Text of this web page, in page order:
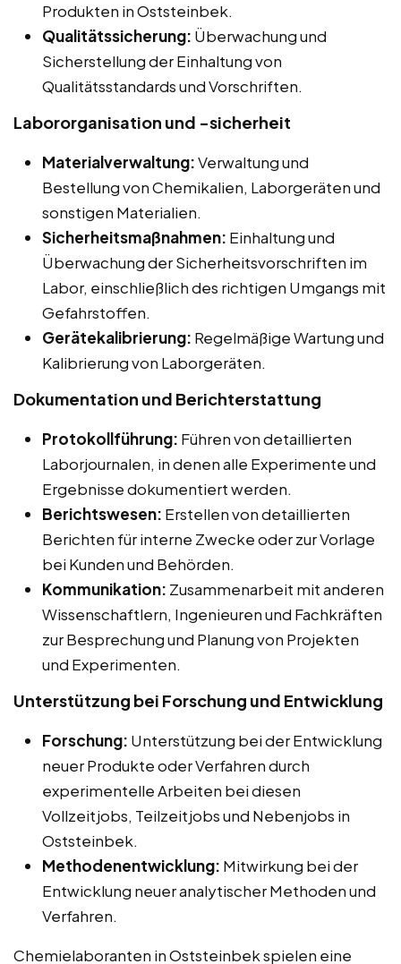
Produkten in Oststeinbek.
Qualitätssicherung: Überwachung und
Sicherstellung der Einhaltung von
Qualitätsstandards und Vorschriften.
Labororganisation und -sicherheit
Materialverwaltung:Verwaltung und
Bestellung von Chemikalien, Laborgeräten und
sonstigen Materialien.
Sicherheitsmaßnahmen: Einhaltung und
Überwachung der Sicherheitsvorschriften im
Labor, einschließlich des richtigen Umgangs mit
Gefahrstoffen.
Gerätekalibrierung: Regelmäßige Wartung und
Kalibrierung von Laborgeräten.
Dokumentation und Berichterstattung
Protokollführung: Führen von detaillierten
Laborjournalen, in denen alle Experimente und
Ergebnisse dokumentiert werden.
Berichtswesen: Erstellen von detaillierten
Berichten für interne Zwecke oder zur Vorlage
bei Kunden und Behörden.
Kommunikation: Zusammenarbeit mit anderen
Wissenschaftlern, Ingenieuren und Fachkräften
zur Besprechung und Planung von Projekten
und Experimenten.
Unterstützung bei Forschung und Entwicklung
Forschung: Unterstützung bei der Entwicklung
neuer Produkte oder Verfahren durch
experimentelle Arbeiten bei diesen
Vollzeitjobs, Teilzeitjobs und Nebenjobs in
Oststeinbek.
Methodenentwicklung: Mitwirkung bei der
Entwicklung neuer analytischer Methoden und
Verfahren.
Chemielaboranten in Oststeinbek spielen eine